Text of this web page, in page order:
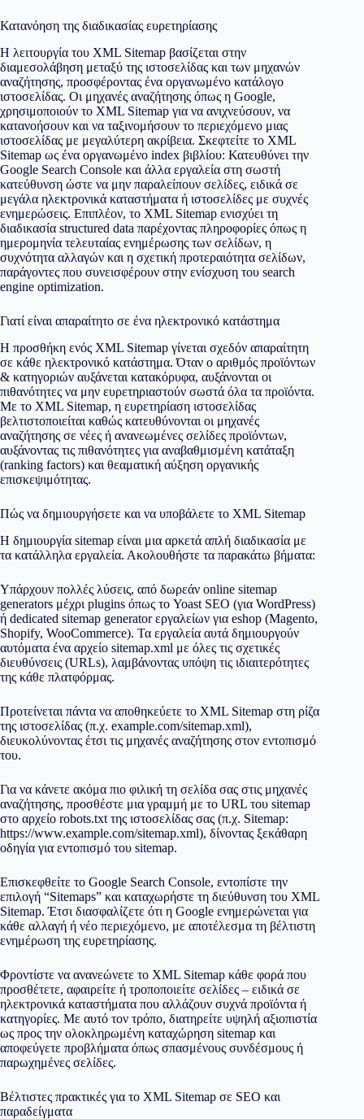
Κατανόηση της διαδικασίας ευρετηρίασης
Η λειτουργία του XML Sitemap βασίζεται στην
διαμεσολάβηση μεταξύ της ιστοσελίδας και των μηχανών
αναζήτησης, προσφέροντας ένα οργανωμένο κατάλογο
ιστοσελίδας. Οι μηχανές αναζήτησης όπως η Google,
χρησιμοποιούν το XML Sitemap για να ανιχνεύσουν, να
κατανοήσουν και να ταξινομήσουν το περιεχόμενο μιας
ιστοσελίδας με μεγαλύτερη ακρίβεια. Σκεφτείτε το XML
Sitemap ως ένα οργανωμένο index βιβλίου: Κατευθύνει την
Google Search Console και άλλα εργαλεία στη σωστή
κατεύθυνση ώστε να μην παραλείπουν σελίδες, ειδικά σε
μεγάλα ηλεκτρονικά καταστήματα ή ιστοσελίδες με συχνές
ενημερώσεις. Επιπλέον, το XML Sitemap ενισχύει τη
διαδικασία structured data παρέχοντας πληροφορίες όπως η
ημερομηνία τελευταίας ενημέρωσης των σελίδων, η
συχνότητα αλλαγών και η σχετική προτεραιότητα σελίδων,
παράγοντες που συνεισφέρουν στην ενίσχυση του search
engine optimization.
Γιατί είναι απαραίτητο σε ένα ηλεκτρονικό κατάστημα
Η προσθήκη ενός XML Sitemap γίνεται σχεδόν απαραίτητη
σε κάθε ηλεκτρονικό κατάστημα. Όταν ο αριθμός προϊόντων
& κατηγοριών αυξάνεται κατακόρυφα, αυξάνονται οι
πιθανότητες να μην ευρετηριαστούν σωστά όλα τα προϊόντα.
Με το XML Sitemap, η ευρετηρίαση ιστοσελίδας
βελτιστοποιείται καθώς κατευθύνονται οι μηχανές
αναζήτησης σε νέες ή ανανεωμένες σελίδες προϊόντων,
αυξάνοντας τις πιθανότητες για αναβαθμισμένη κατάταξη
(ranking factors) και θεαματική αύξηση οργανικής
επισκεψιμότητας.
Πώς να δημιουργήσετε και να υποβάλετε το XML Sitemap
Η δημιουργία sitemap είναι μια αρκετά απλή διαδικασία με
τα κατάλληλα εργαλεία. Ακολουθήστε τα παρακάτω βήματα:
Υπάρχουν πολλές λύσεις, από δωρεάν online sitemap
generators μέχρι plugins όπως το Yoast SEO (για WordPress)
ή dedicated sitemap generator εργαλείων για eshop (Magento,
Shopify, WooCommerce). Τα εργαλεία αυτά δημιουργούν
αυτόματα ένα αρχείο sitemap.xml με όλες τις σχετικές
διευθύνσεις (URLs), λαμβάνοντας υπόψη τις ιδιαιτερότητες
της κάθε πλατφόρμας.
Προτείνεται πάντα να αποθηκεύετε το XML Sitemap στη ρίζα
της ιστοσελίδας (π.χ. example.com/sitemap.xml),
διευκολύνοντας έτσι τις μηχανές αναζήτησης στον εντοπισμό
του.
Για να κάνετε ακόμα πιο φιλική τη σελίδα σας στις μηχανές
αναζήτησης, προσθέστε μια γραμμή με το URL του sitemap
στο αρχείο robots.txt της ιστοσελίδας σας (π.χ. Sitemap:
https://www.example.com/sitemap.xml), δίνοντας ξεκάθαρη
οδηγία για εντοπισμό του sitemap.
Επισκεφθείτε το Google Search Console, εντοπίστε την
επιλογή “Sitemaps” και καταχωρήστε τη διεύθυνση του XML
Sitemap. Έτσι διασφαλίζετε ότι η Google ενημερώνεται για
κάθε αλλαγή ή νέο περιεχόμενο, με αποτέλεσμα τη βέλτιστη
ενημέρωση της ευρετηρίασης.
Φροντίστε να ανανεώνετε το XML Sitemap κάθε φορά που
προσθέτετε, αφαιρείτε ή τροποποιείτε σελίδες – ειδικά σε
ηλεκτρονικά καταστήματα που αλλάζουν συχνά προϊόντα ή
κατηγορίες. Με αυτό τον τρόπο, διατηρείτε υψηλή αξιοπιστία
ως προς την ολοκληρωμένη καταχώρηση sitemap και
αποφεύγετε προβλήματα όπως σπασμένους συνδέσμους ή
παρωχημένες σελίδες.
Βέλτιστες πρακτικές για το XML Sitemap σε SEO και
παραδείγματα